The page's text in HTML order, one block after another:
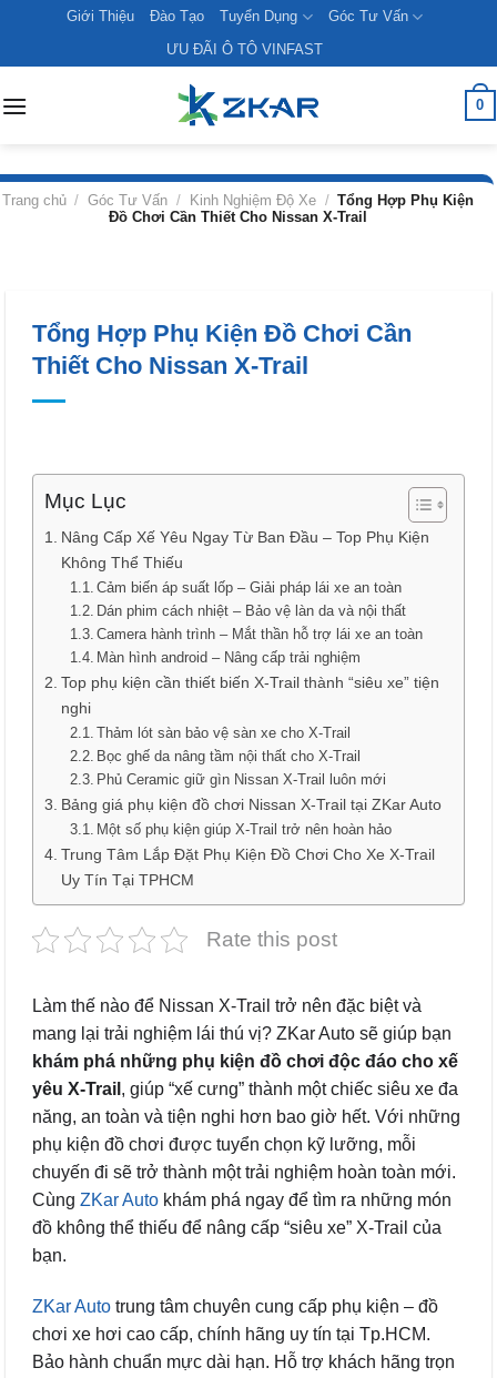
content
Giới Thiệu Đào Tạo Tuyển Dụng
Góc Tư Vấn
ƯU ĐÃI Ô TÔ VINFAST
0
Trang chủ / Góc Tư Vấn / Kinh Nghiệm Độ Xe / Tổng Hợp Phụ Kiện
Đồ Chơi Cần Thiết Cho Nissan X-Trail
Tổng Hợp Phụ Kiện Đồ Chơi Cần
Thiết Cho Nissan X-Trail
Mục Lục
Nâng Cấp Xế Yêu Ngay Từ Ban Đầu – Top Phụ Kiện
Không Thể Thiếu
Cảm biến áp suất lốp – Giải pháp lái xe an toàn
Dán phim cách nhiệt – Bảo vệ làn da và nội thất
Camera hành trình – Mắt thần hỗ trợ lái xe an toàn
Màn hình android – Nâng cấp trải nghiệm
Top phụ kiện cần thiết biến X-Trail thành “siêu xe” tiện
nghi
Thảm lót sàn bảo vệ sàn xe cho X-Trail
Bọc ghế da nâng tầm nội thất cho X-Trail
Phủ Ceramic giữ gìn Nissan X-Trail luôn mới
Bảng giá phụ kiện đồ chơi Nissan X-Trail tại ZKar Auto
Một số phụ kiện giúp X-Trail trở nên hoàn hảo
Trung Tâm Lắp Đặt Phụ Kiện Đồ Chơi Cho Xe X-Trail
Uy Tín Tại TPHCM
Rate this post
Làm thế nào để Nissan X-Trail trở nên đặc biệt và
mang lại trải nghiệm lái thú vị? ZKar Auto sẽ giúp bạn
khám phá những phụ kiện đồ chơi độc đáo cho xế
yêu X-Trail , giúp “xế cưng” thành một chiếc siêu xe đa
năng, an toàn và tiện nghi hơn bao giờ hết. Với những
phụ kiện đồ chơi được tuyển chọn kỹ lưỡng, mỗi
chuyến đi sẽ trở thành một trải nghiệm hoàn toàn mới.
Cùng ZKar Auto khám phá ngay để tìm ra những món
đồ không thể thiếu để nâng cấp “siêu xe” X-Trail của
bạn.
ZKar Auto trung tâm chuyên cung cấp phụ kiện – đồ
chơi xe hơi cao cấp, chính hãng uy tín tại Tp.HCM.
Bảo hành chuẩn mực dài hạn. Hỗ trợ khách hãng trọn